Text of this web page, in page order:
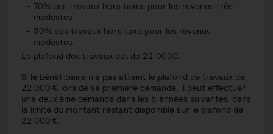
70% des travaux hors taxes pour les revenus très
modestes
50% des travaux hors taxe pour les revenus
modestes.
Le plafond des travaux est de 22 000€.
Si le bénéficiaire n’a pas atteint le plafond de travaux de
22 000 € lors de sa première demande, il peut effectuer
une deuxième demande dans les 5 années suivantes, dans
la limite du montant restant disponible sur le plafond de
22 000 €.